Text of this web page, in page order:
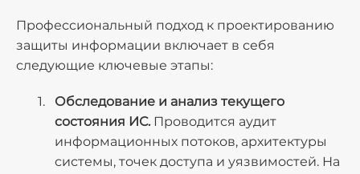
Профессиональный подход к проектированию
защиты информации включает в себя
следующие ключевые этапы:
Обследование и анализ текущего
состояния ИС. Проводится аудит
информационных потоков, архитектуры
системы, точек доступа и уязвимостей. На